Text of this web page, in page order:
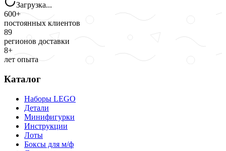
Загрузка...
600+
постоянных клиентов
89
регионов доставки
8+
лет опыта
Каталог
Наборы LEGO
Детали
Минифигурки
Инструкции
Лоты
Боксы для м/ф